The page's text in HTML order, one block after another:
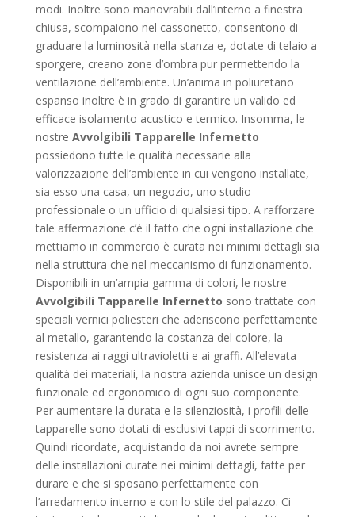
modi. Inoltre sono manovrabili dall’interno a finestra
chiusa, scompaiono nel cassonetto, consentono di
graduare la luminosità nella stanza e, dotate di telaio a
sporgere, creano zone d’ombra pur permettendo la
ventilazione dell’ambiente. Un’anima in poliuretano
espanso inoltre è in grado di garantire un valido ed
efficace isolamento acustico e termico. Insomma, le
nostre Avvolgibili Tapparelle Infernetto
possiedono tutte le qualità necessarie alla
valorizzazione dell’ambiente in cui vengono installate,
sia esso una casa, un negozio, uno studio
professionale o un ufficio di qualsiasi tipo. A rafforzare
tale affermazione c’è il fatto che ogni installazione che
mettiamo in commercio è curata nei minimi dettagli sia
nella struttura che nel meccanismo di funzionamento.
Disponibili in un’ampia gamma di colori, le nostre
Avvolgibili Tapparelle Infernetto sono trattate con
speciali vernici poliesteri che aderiscono perfettamente
al metallo, garantendo la costanza del colore, la
resistenza ai raggi ultravioletti e ai graffi. All’elevata
qualità dei materiali, la nostra azienda unisce un design
funzionale ed ergonomico di ogni suo componente.
Per aumentare la durata e la silenziosità, i profili delle
tapparelle sono dotati di esclusivi tappi di scorrimento.
Quindi ricordate, acquistando da noi avrete sempre
delle installazioni curate nei minimi dettagli, fatte per
durare e che si sposano perfettamente con
l’arredamento interno e con lo stile del palazzo. Ci